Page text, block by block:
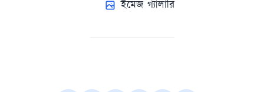
ইমেজ গ্যালারি